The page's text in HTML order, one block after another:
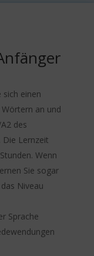
sich einen
an und
des
Die Lernzeit
Wenn
Sie sogar
Niveau
Sprache